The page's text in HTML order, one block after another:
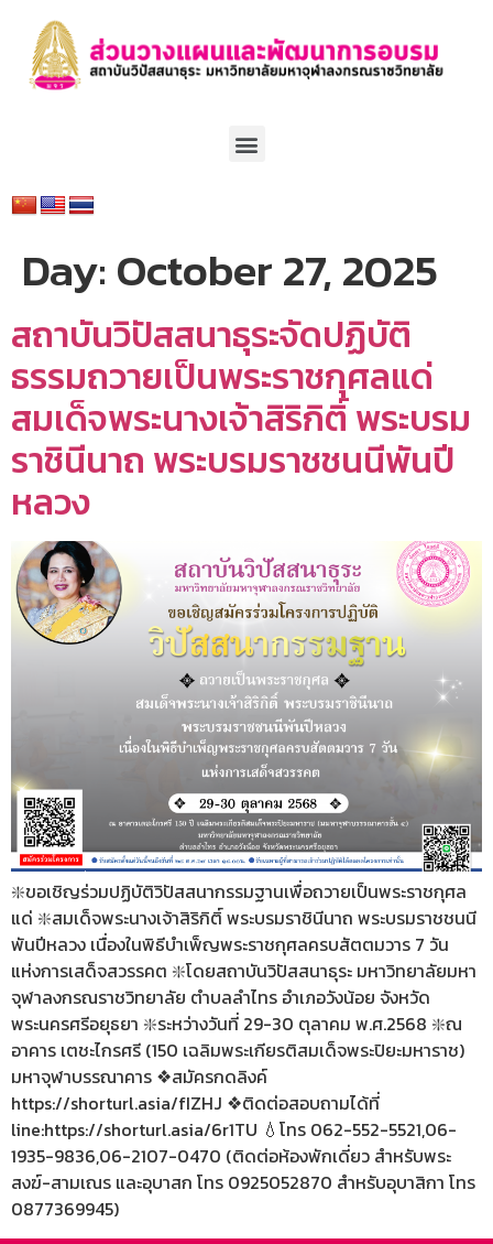
Day: October 27, 2025
สถาบันวิปัสสนาธุระจัดปฏิบัติ
ธรรมถวายเป็นพระราชกุศลแด่
สมเด็จพระนางเจ้าสิริกิติ์ พระบรม
ราชินีนาถ พระบรมราชชนนีพันปี
หลวง
❇️ขอเชิญร่วมปฏิบัติวิปัสสนากรรมฐานเพื่อถวายเป็นพระราชกุศล
แด่ ❇️สมเด็จพระนางเจ้าสิริกิติ์ พระบรมราชินีนาถ พระบรมราชชนนี
พันปีหลวง เนื่องในพิธีบำเพ็ญพระราชกุศลครบสัตตมวาร 7 วัน
แห่งการเสด็จสวรรคต ❇️โดยสถาบันวิปัสสนาธุระ มหาวิทยาลัยมหา
จุฬาลงกรณราชวิทยาลัย ตำบลลำไทร อำเภอวังน้อย จังหวัด
พระนครศรีอยุธยา ❇️ระหว่างวันที่ 29-30 ตุลาคม พ.ศ.2568 ❇️ณ
อาคาร เตชะไกรศรี (150 เฉลิมพระเกียรติสมเด็จพระปิยะมหาราช)
มหาจุฬาบรรณาคาร ❖สมัครกดลิงค์
https://shorturl.asia/fIZHJ ❖ติดต่อสอบถามได้ที่
line:https://shorturl.asia/6r1TU 💧โทร 062-552-5521,06-
1935-9836,06-2107-0470 (ติดต่อห้องพักเดี่ยว สำหรับพระ
สงฆ์-สามเณร และอุบาสก โทร 0925052870 สำหรับอุบาสิกา โทร
0877369945)